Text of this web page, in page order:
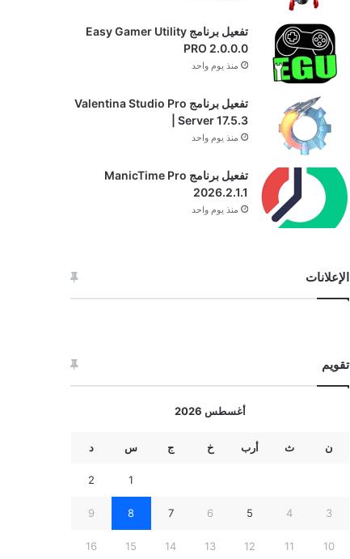
تفعيل برنامج Easy Gamer Utility
PRO 2.0.0.0
منذ يوم واحد
تفعيل برنامج Valentina Studio Pro
| Server 17.5.3
منذ يوم واحد
تفعيل برنامج ManicTime Pro
2026.2.1.1
منذ يوم واحد
الإعلانات
تقويم
أغسطس 2026
ن ث أرب خ ج س د
1
2
3
4
5
6
7
8
9
10
11
12
13
14
15
16